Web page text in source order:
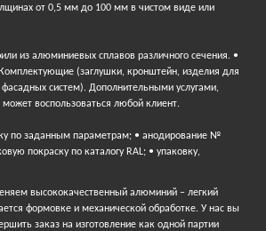
от 0,5 мм до 100 мм в чистом виде или
из алюминиевых сплавов различного сечения. •
(заглушки, кронштейн, изделия для
систем). Дополнительными услугами,
воспользоваться любой клиент.
по заданным параметрам; • анодирование №
покраску по каталогу RAL; • упаковку,
высококачественный алюминий – легкий
формовке и механической обработке. У нас вы
заказ на изготовление как одной партии